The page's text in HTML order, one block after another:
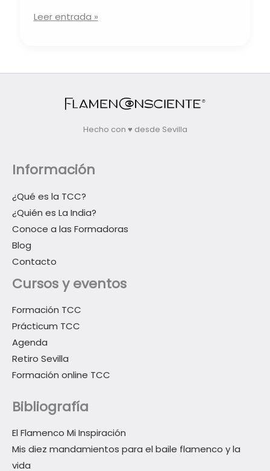
Leer entrada »
Hecho con ♥ desde Sevilla
Información
¿Qué es la TCC?
¿Quién es La India?
Conoce a las Formadoras
Blog
Contacto
Cursos y eventos
Formación TCC
Prácticum TCC
Agenda
Retiro Sevilla
Formación online TCC
Bibliografía
El Flamenco Mi Inspiración
Mis diez mandamientos para el baile flamenco y la
vida